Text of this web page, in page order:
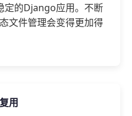
定的Django应用。不断
文件管理会变得更加得
用